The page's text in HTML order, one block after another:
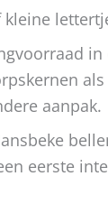
aanpak.
eerste